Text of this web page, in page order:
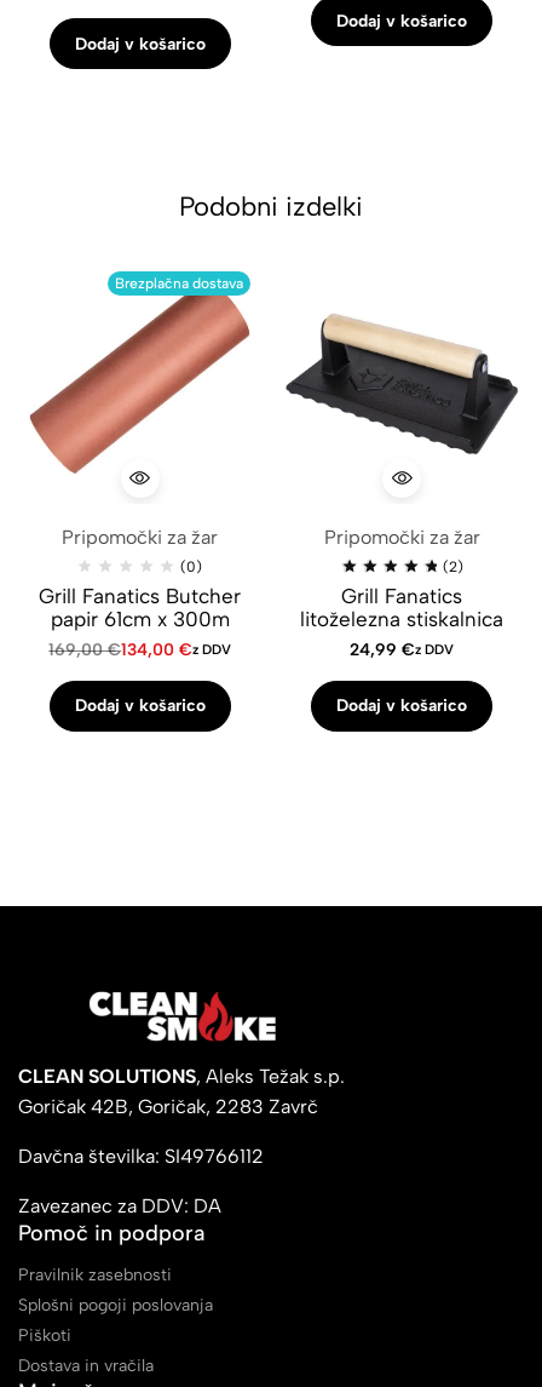
Dodaj v košarico
Dodaj v košarico
Podobni izdelki
Brezplačna dostava
Pripomočki za žar
(0)
Grill Fanatics Butcher
papir 61cm x 300m
169,00€134,00€z DDV
Dodaj v košarico
Pripomočki za žar
(2)
Grill Fanatics
litoželezna stiskalnica
24,99€z DDV
Dodaj v košarico
CLEAN SOLUTIONS, Aleks Težak s.p.
Goričak 42B, Goričak, 2283 Zavrč
Davčna številka: SI49766112
Zavezanec za DDV: DA
Pomoč in podpora
Pravilnik zasebnosti
Splošni pogoji poslovanja
Piškoti
Dostava in vračila